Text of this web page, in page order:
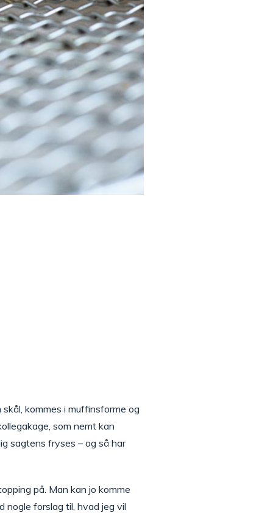
kommes i muffinsforme og
som nemt kan
sagtens fryses – og så har
på. Man kan jo komme
nogle forslag til, hvad jeg vil